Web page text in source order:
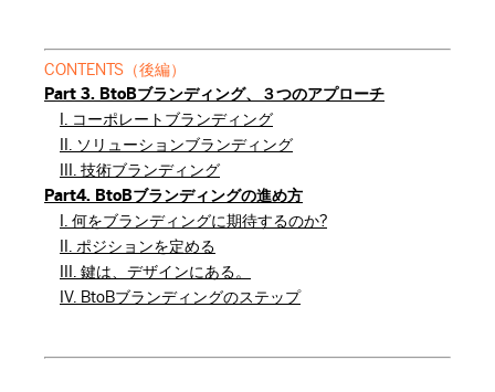
CONTENTS（後編）
Part 3. BtoBブランディング、３つのアプローチ
I. コーポレートブランディング
II. ソリューションブランディング
III. 技術ブランディング
Part4. BtoBブランディングの進め方
I. 何をブランディングに期待するのか?
II. ポジションを定める
III. 鍵は、デザインにある。
IV. BtoBブランディングのステップ